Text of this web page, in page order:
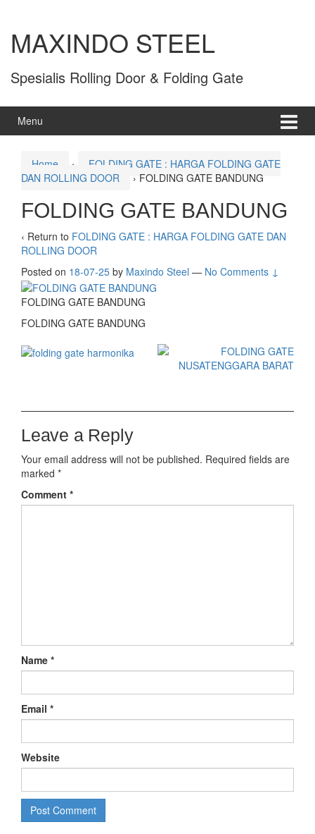
MAXINDO STEEL
Spesialis Rolling Door & Folding Gate
Menu
Home ›
FOLDING GATE : HARGA FOLDING GATE
DAN ROLLING DOOR
› FOLDING GATE BANDUNG
FOLDING GATE BANDUNG
‹ Return to FOLDING GATE : HARGA FOLDING GATE DAN
ROLLING DOOR
Posted on 18-07-25 by Maxindo Steel — No Comments ↓
FOLDING GATE BANDUNG
FOLDING GATE BANDUNG
Leave a Reply
Your email address will not be published. Required fields are
marked *
Comment *
Name *
Email *
Website